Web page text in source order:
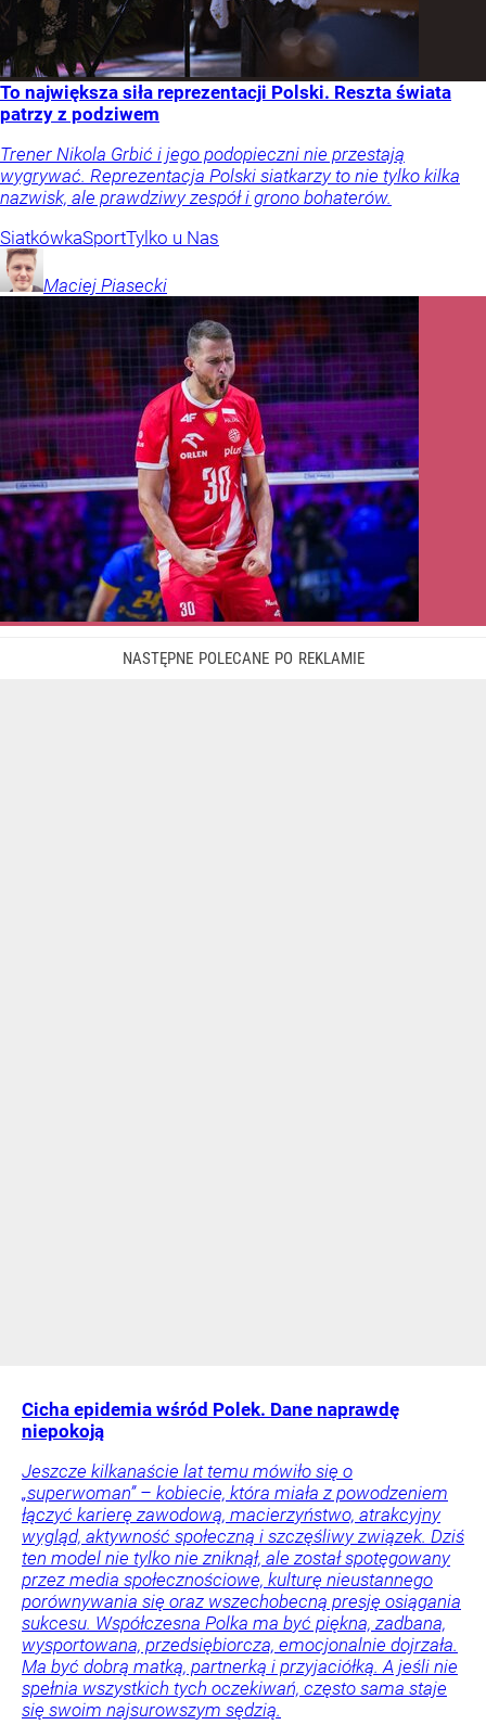
To największa siła reprezentacji Polski. Reszta świata
patrzy z podziwem
Trener Nikola Grbić i jego podopieczni nie przestają
wygrywać. Reprezentacja Polski siatkarzy to nie tylko kilka
nazwisk, ale prawdziwy zespół i grono bohaterów.
SiatkówkaSportTylko u Nas
Maciej Piasecki
Cicha epidemia wśród Polek. Dane naprawdę
niepokoją
Jeszcze kilkanaście lat temu mówiło się o
„superwoman” – kobiecie, która miała z powodzeniem
łączyć karierę zawodową, macierzyństwo, atrakcyjny
wygląd, aktywność społeczną i szczęśliwy związek. Dziś
ten model nie tylko nie zniknął, ale został spotęgowany
przez media społecznościowe, kulturę nieustannego
porównywania się oraz wszechobecną presję osiągania
sukcesu. Współczesna Polka ma być piękna, zadbana,
wysportowana, przedsiębiorcza, emocjonalnie dojrzała.
Ma być dobrą matką, partnerką i przyjaciółką. A jeśli nie
spełnia wszystkich tych oczekiwań, często sama staje
się swoim najsurowszym sędzią.